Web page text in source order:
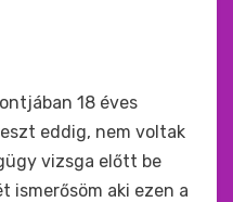
18 éves
eddig, nem voltak
vizsga előtt be
ismerősöm aki ezen a